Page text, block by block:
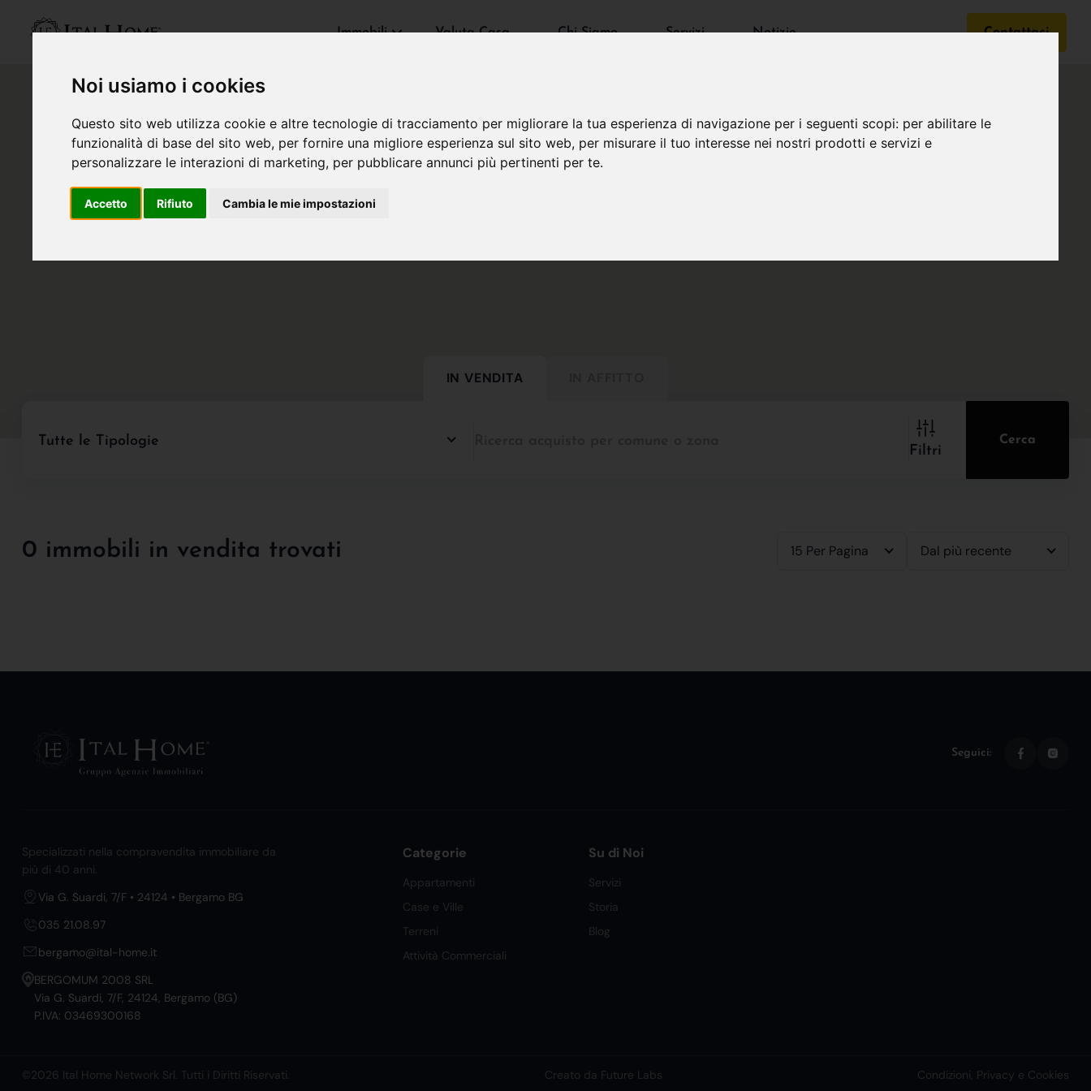
Noi usiamo i cookies
Questo sito web utilizza cookie e altre tecnologie di tracciamento per migliorare la tua esperienza di navigazione per i seguenti scopi: per abilitare le
funzionalità di base del sito web, per fornire una migliore esperienza sul sito web, per misurare il tuo interesse nei nostri prodotti e servizi e
personalizzare le interazioni di marketing, per pubblicare annunci più pertinenti per te.
Accetto Rifiuto Cambia le mie impostazioni
Immobili Valuta Casa Chi Siamo Servizi Notizie Contattaci
IN VENDITA
Tutte le Tipologie
Filtri
Cerca
0 immobili in vendita trovati 15 Per Pagina Dal più recente
Seguici:
Specializzati nella compravendita immobiliare da
più di 40 anni.
Via G. Suardi, 7/F • 24124 • Bergamo BG
035 21.08.97
bergamo@ital-home.it
BERGOMUM 2008 SRL
Via G. Suardi, 7/F, 24124, Bergamo (BG)
P.IVA: 03469300168
Categorie
Appartamenti
Case e Ville
Terreni
Attività Commerciali
Su di Noi
Servizi
Storia
Blog
©2026 Ital Home Network Srl. Tutti i Diritti Riservati. Creato da Future Labs Condizioni, Privacy e Cookies